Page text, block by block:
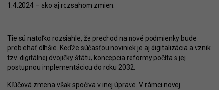
1.4.2024 – ako aj rozsahom zmien.
Tie sú natoľko rozsiahle, že prechod na nové podmienky bude
prebiehať dlhšie. Keďže súčasťou noviniek je aj digitalizácia a vznik
tzv. digitálnej dvojičky štátu, koncepcia reformy počíta s jej
postupnou implementáciou do roku 2032.
Kľúčová zmena však spočíva v inej úprave. V rámci novej